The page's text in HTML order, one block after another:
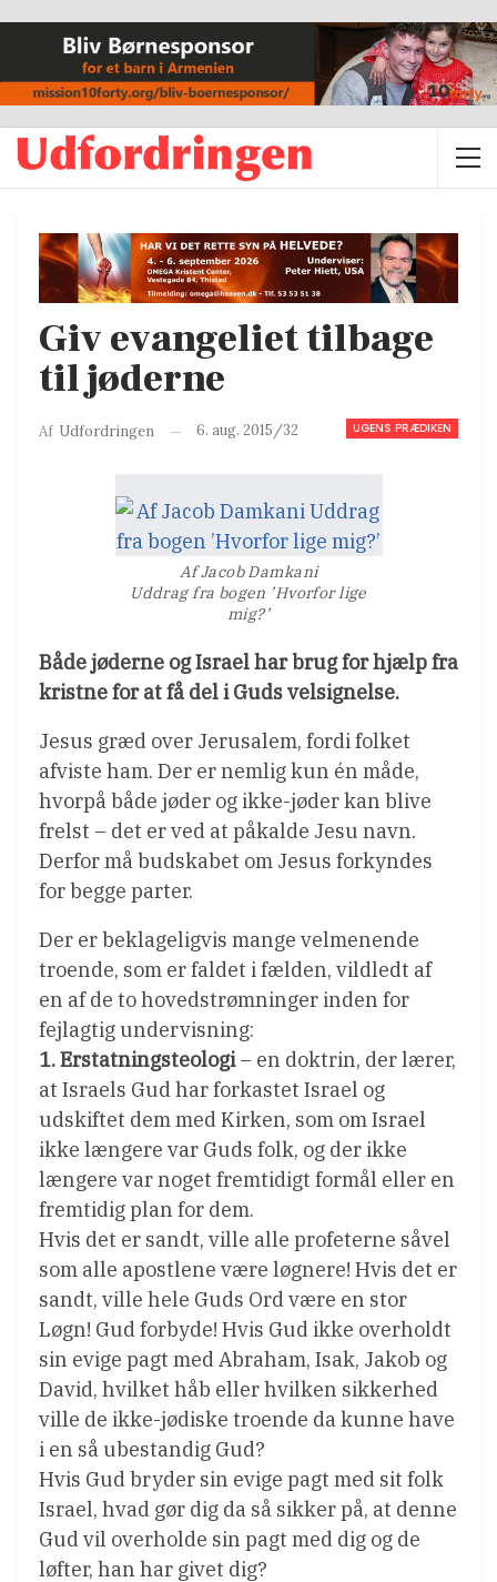
Giv evangeliet tilbage
til jøderne
UGENS PRÆDIKEN
Af Udfordringen 6. aug. 2015/32
Af Jacob Damkani
Uddrag fra bogen ’Hvorfor lige
mig?’
Både jøderne og Israel har brug for hjælp fra
kristne for at få del i Guds velsignelse.
Jesus græd over Jerusalem, fordi folket
afviste ham. Der er nemlig kun én måde,
hvorpå både jøder og ikke-jøder kan blive
frelst – det er ved at påkalde Jesu navn.
Derfor må budskabet om Jesus forkyndes
for begge parter.
Der er beklageligvis mange velmenende
troende, som er faldet i fælden, vildledt af
en af de to hovedstrømninger inden for
fejlagtig undervisning:
1. Erstatningsteologi– en doktrin, der lærer,
at Israels Gud har forkastet Israel og
udskiftet dem med Kirken, som om Israel
ikke længere var Guds folk, og der ikke
længere var noget fremtidigt formål eller en
fremtidig plan for dem.
Hvis det er sandt, ville alle profeterne såvel
som alle apostlene være løgnere! Hvis det er
sandt, ville hele Guds Ord være en stor
Løgn! Gud forbyde! Hvis Gud ikke overholdt
sin evige pagt med Abraham, Isak, Jakob og
David, hvilket håb eller hvilken sikkerhed
ville de ikke-jødiske troende da kunne have
i en så ubestandig Gud?
Hvis Gud bryder sin evige pagt med sit folk
Israel, hvad gør dig da så sikker på, at denne
Gud vil overholde sin pagt med dig og de
løfter, han har givet dig?